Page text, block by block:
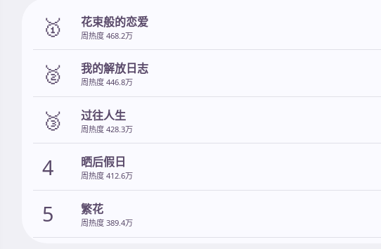
🥇 花束般的恋爱
周热度 468.2万
🥈 我的解放日志
周热度 446.8万
🥉 过往人生
周热度 428.3万
4 晒后假日
周热度 412.6万
5 繁花
周热度 389.4万